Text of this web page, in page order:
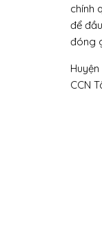
chính
để
đóng
CCN